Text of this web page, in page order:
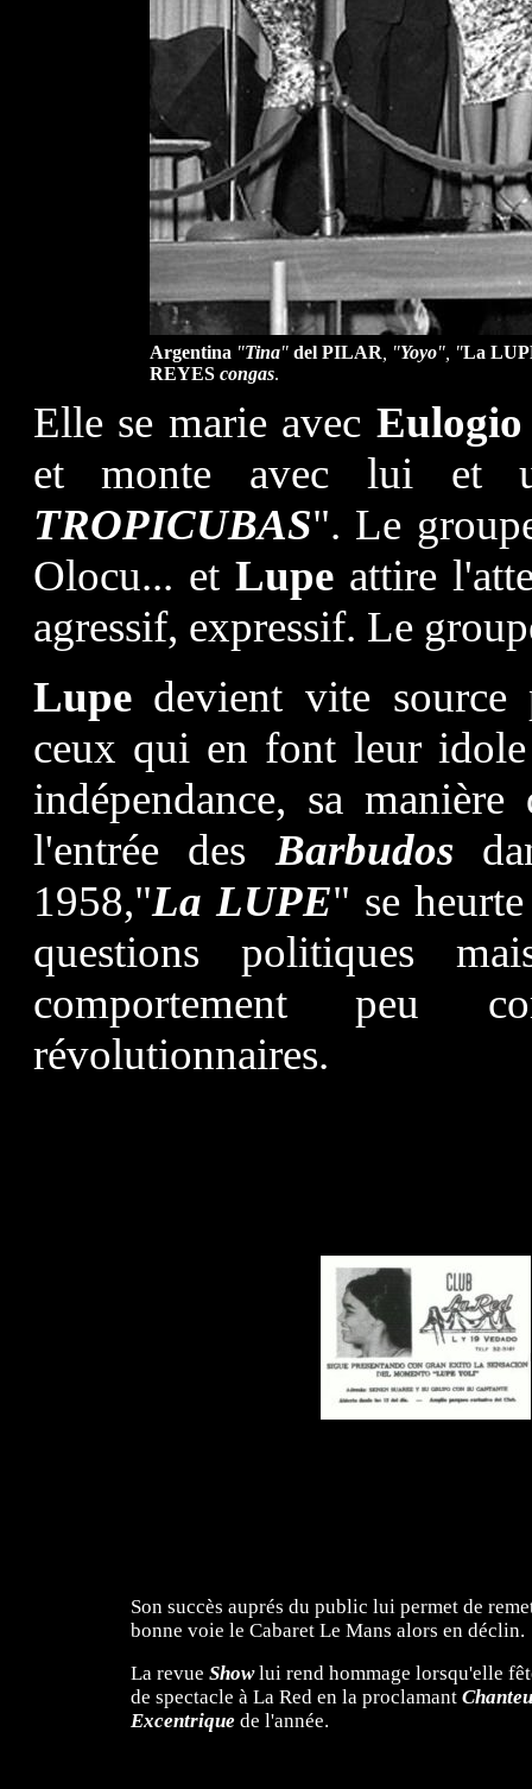
Argentina "Tina" del PILAR , "Yoyo", "La
REYES congas.
Elle se marie avec Eulogio
et monte avec lui et
TROPICUBAS". Le
Olocu... et Lupeattire
agressif, expressif. Le
Lupe devient vite source
ceux qui en font leur
indépendance, sa
l'entrée des Barbudos
1958,"La LUPE" se
questions politiques
comportement peu
révolutionnaires.
Son succès auprés du public lui permet de
bonne voie le Cabaret Le Mans alors en déclin.
La revue Showlui rend hommage lorsqu'elle
de spectacle à La Red en la proclamant
Excentrique de l'année.